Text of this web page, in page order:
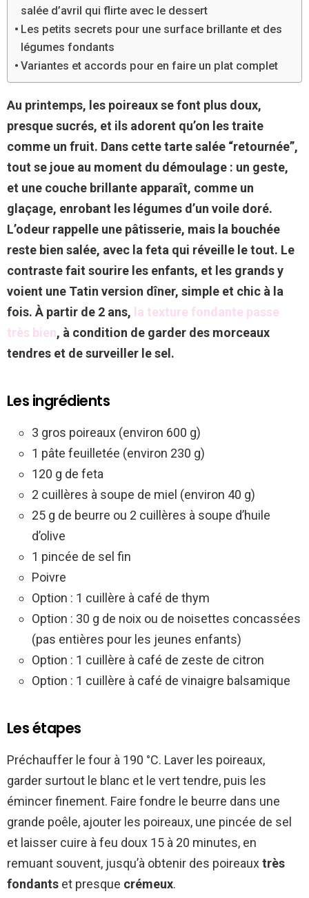
salée d’avril qui flirte avec le dessert
Les petits secrets pour une surface brillante et des
légumes fondants
Variantes et accords pour en faire un plat complet
Au printemps, les poireaux se font plus doux,
presque sucrés, et ils adorent qu’on les traite
comme un fruit. Dans cette tarte salée “retournée”,
tout se joue au moment du démoulage : un geste,
et une couche brillante apparaît, comme un
glaçage, enrobant les légumes d’un voile doré.
L’odeur rappelle une pâtisserie, mais la bouchée
reste bien salée, avec la feta qui réveille le tout. Le
contraste fait sourire les enfants, et les grands y
voient une Tatin version dîner, simple et chic à la
fois. À partir de 2 ans, la texture fondante passe
très bien, à condition de garder des morceaux
tendres et de surveiller le sel.
Les ingrédients
3 gros poireaux (environ 600 g)
1 pâte feuilletée (environ 230 g)
120 g de feta
2 cuillères à soupe de miel (environ 40 g)
25 g de beurre ou 2 cuillères à soupe d’huile
d’olive
1 pincée de sel fin
Poivre
Option : 1 cuillère à café de thym
Option : 30 g de noix ou de noisettes concassées
(pas entières pour les jeunes enfants)
Option : 1 cuillère à café de zeste de citron
Option : 1 cuillère à café de vinaigre balsamique
Les étapes
Préchauffer le four à 190 °C. Laver les poireaux,
garder surtout le blanc et le vert tendre, puis les
émincer finement. Faire fondre le beurre dans une
grande poêle, ajouter les poireaux, une pincée de sel
et laisser cuire à feu doux 15 à 20 minutes, en
remuant souvent, jusqu’à obtenir des poireauxtrès
fondants et presque crémeux.